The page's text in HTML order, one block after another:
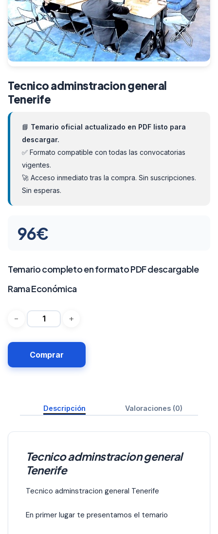
Tecnico adminstracion general
Tenerife
📘 Temario oficial actualizado en PDF listo para
descargar.
✅ Formato compatible con todas las convocatorias
vigentes.
🚀 Acceso inmediato tras la compra. Sin suscripciones.
Sin esperas.
96€
Temario completo en formato PDF descargable
Rama Económica
Comprar
Descripción Valoraciones (0)
Tecnico adminstracion general
Tenerife
Tecnico adminstracion general Tenerife
En primer lugar te presentamos el temario